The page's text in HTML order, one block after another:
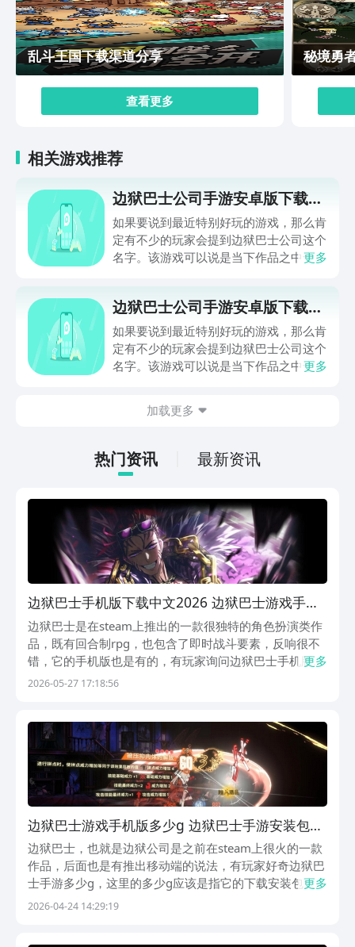
乱斗王国下载渠道分享
查看更多
秘境勇
相关游戏推荐
边狱巴士公司手游安卓版下载地
址在哪
如果要说到最近特别好玩的游戏，那么肯
定有不少的玩家会提到边狱巴士公司这个
名字。该游戏可以说是当下作品之中十分
版下载地址在哪？很多人都想知道其手游
版本的下载地址到底在哪。
更多
边狱巴士公司手游安卓版下载地
址在哪
如果要说到最近特别好玩的游戏，那么肯
定有不少的玩家会提到边狱巴士公司这个
名字。该游戏可以说是当下作品之中十分
版下载地址在哪？很多人都想知道其手游
更多
加载更多
热门资讯 最新资讯
边狱巴士手机版下载中文2026 边狱巴士游戏手机
版在哪下
边狱巴士是在steam上推出的一款很独特的角色扮演类作
品，既有回合制rpg，也包含了即时战斗要素，反响很不
错，它的手机版也是有的，有玩家询问边狱巴士手机版下
载中文2026地址，不知道在哪来可以玩得到。其实目前
更多
2026-05-27 17:18:56
边狱巴士游戏手机版多少g 边狱巴士手游安装包多
大
边狱巴士，也就是边狱公司是之前在steam上很火的一款
作品，后面也是有推出移动端的说法，有玩家好奇边狱巴
士手游多少g，这里的多少g应该是指它的下载安装包大
小，也指安装并更新数据之后完整占用的手机存储空间大
更多
2026-04-24 14:29:19